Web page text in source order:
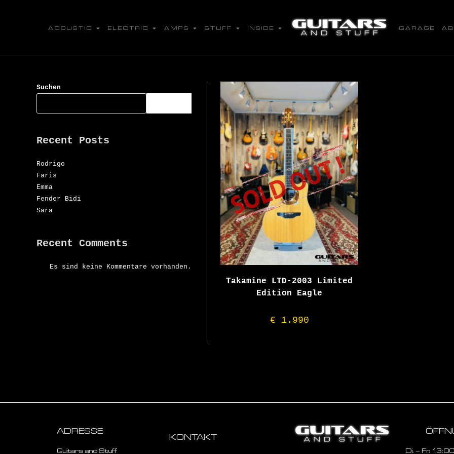
A C O U S T I C E L E C T R I C A M P S S T U F F I N S I D E G A R A G E A B
Takamine LTD-2003 Limited
Edition Eagle
€ 1.990
Suchen
Recent Posts
Rodrigo
Faris
Emma
Fender Bidi
Sara
Recent Comments
Es sind keine Kommentare vorhanden.
ADRESSE
Guitars and Stuff
KONTAKT
Di. – Fr.